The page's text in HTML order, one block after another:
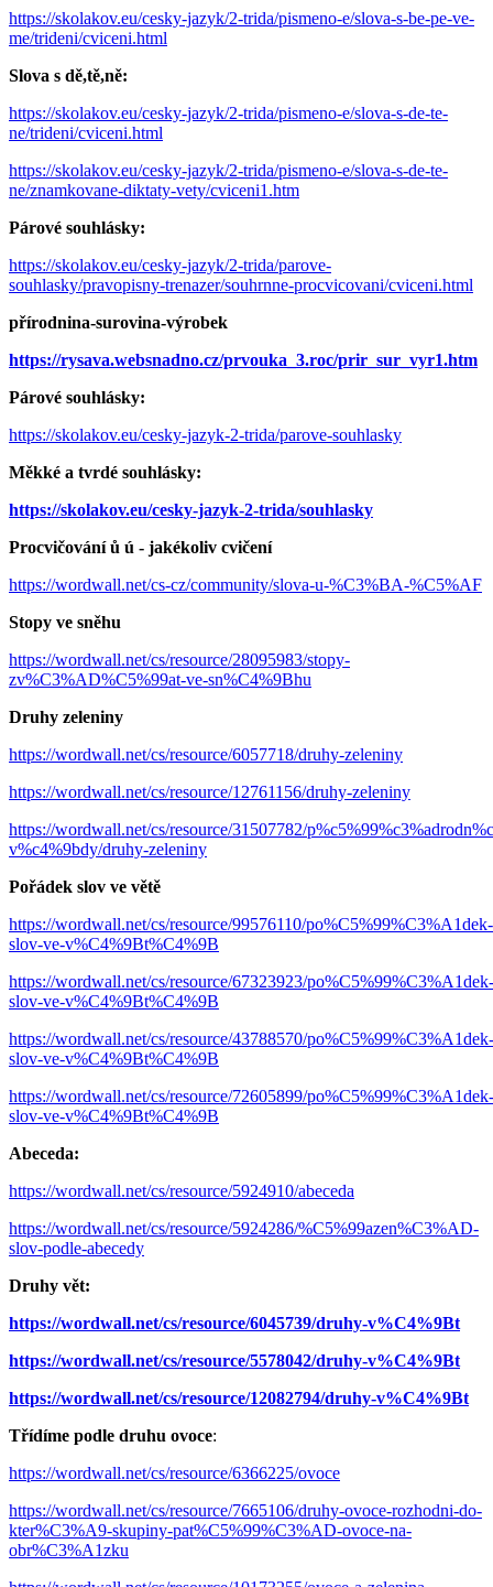
https://skolakov.eu/cesky-jazyk/2-trida/pismeno-e/slova-s-be-pe-ve-
me/trideni/cviceni.html
Slova s dě,tě,ně:
https://skolakov.eu/cesky-jazyk/2-trida/pismeno-e/slova-s-de-te-
ne/trideni/cviceni.html
https://skolakov.eu/cesky-jazyk/2-trida/pismeno-e/slova-s-de-te-
ne/znamkovane-diktaty-vety/cviceni1.htm
Párové souhlásky:
https://skolakov.eu/cesky-jazyk/2-trida/parove-
souhlasky/pravopisny-trenazer/souhrnne-procvicovani/cviceni.html
přírodnina-surovina-výrobek
https://rysava.websnadno.cz/prvouka_3.roc/prir_sur_vyr1.htm
Párové souhlásky:
https://skolakov.eu/cesky-jazyk-2-trida/parove-souhlasky
Měkké a tvrdé souhlásky:
https://skolakov.eu/cesky-jazyk-2-trida/souhlasky
Procvičování ů ú - jakékoliv cvičení
https://wordwall.net/cs-cz/community/slova-u-%C3%BA-%C5%AF
Stopy ve sněhu
https://wordwall.net/cs/resource/28095983/stopy-
zv%C3%AD%C5%99at-ve-sn%C4%9Bhu
Druhy zeleniny
https://wordwall.net/cs/resource/6057718/druhy-zeleniny
https://wordwall.net/cs/resource/12761156/druhy-zeleniny
https://wordwall.net/cs/resource/31507782/
v%c4%9bdy/druhy-zeleniny
Pořádek slov ve větě
https://wordwall.net/cs/resource/99576110/po%C5%99%C3%A1dek-
slov-ve-v%C4%9Bt%C4%9B
https://wordwall.net/cs/resource/67323923/po%C5%99%C3%A1dek-
slov-ve-v%C4%9Bt%C4%9B
https://wordwall.net/cs/resource/43788570/po%C5%99%C3%A1dek-
slov-ve-v%C4%9Bt%C4%9B
https://wordwall.net/cs/resource/72605899/po%C5%99%C3%A1dek-
slov-ve-v%C4%9Bt%C4%9B
Abeceda:
https://wordwall.net/cs/resource/5924910/abeceda
https://wordwall.net/cs/resource/5924286/%C5%99azen%C3%AD-
slov-podle-abecedy
Druhy vět:
https://wordwall.net/cs/resource/6045739/druhy-v%C4%9Bt
https://wordwall.net/cs/resource/5578042/druhy-v%C4%9Bt
https://wordwall.net/cs/resource/12082794/druhy-v%C4%9Bt
Třídíme podle druhu ovoce:
https://wordwall.net/cs/resource/6366225/ovoce
https://wordwall.net/cs/resource/7665106/druhy-ovoce-rozhodni-do-
kter%C3%A9-skupiny-pat%C5%99%C3%AD-ovoce-na-
obr%C3%A1zku